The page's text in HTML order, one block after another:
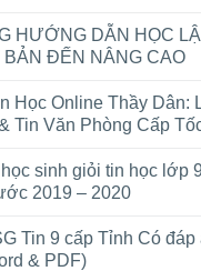
HƯỚNG DẪN HỌC
ĐẾN NÂNG CAO
Học Online Thầy Dân:
Tin Văn Phòng Cấp
sinh giỏi tin học lớp
2019 – 2020
Tin 9 cấp Tỉnh Có đáp
& PDF)